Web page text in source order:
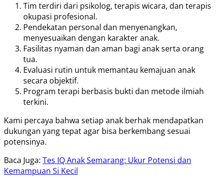
Tim terdiri dari psikolog, terapis wicara, dan terapis
okupasi profesional.
Pendekatan personal dan menyenangkan,
menyesuaikan dengan karakter anak.
Fasilitas nyaman dan aman bagi anak serta orang
tua.
Evaluasi rutin untuk memantau kemajuan anak
secara objektif.
Program terapi berbasis bukti dan metode ilmiah
terkini.
Kami percaya bahwa setiap anak berhak mendapatkan
dukungan yang tepat agar bisa berkembang sesuai
potensinya.
Baca Juga: Tes IQ Anak Semarang: Ukur Potensi dan
Kemampuan Si Kecil